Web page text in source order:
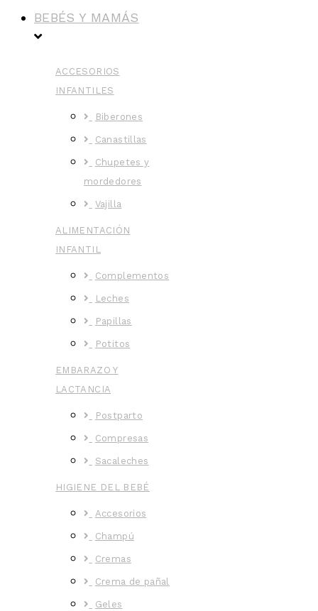
BEBÉS Y MAMÁS
ACCESORIOS
INFANTILES
Biberones
Canastillas
Chupetes y
mordedores
Vajilla
ALIMENTACIÓN
INFANTIL
Complementos
Leches
Papillas
Potitos
EMBARAZO Y
LACTANCIA
Postparto
Compresas
Sacaleches
HIGIENE DEL BEBÉ
Accesorios
Champú
Cremas
Crema de pañal
Geles